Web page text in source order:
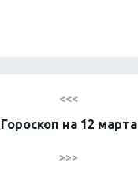
<<<
Гороскоп на 12 марта
>>>